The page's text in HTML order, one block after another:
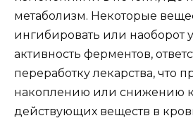
метаболизм. Некоторые
ингибировать или наоборот
активность ферментов,
переработку лекарства, что
накоплению или снижению
действующих веществ в